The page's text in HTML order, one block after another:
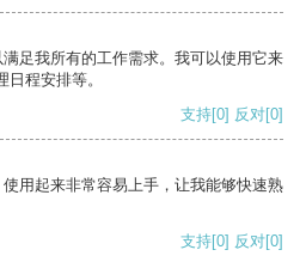
足我所有的工作需求。我可以使用它来
程安排等。
支持[0] 反对[0]
用起来非常容易上手，让我能够快速熟
支持[0] 反对[0]